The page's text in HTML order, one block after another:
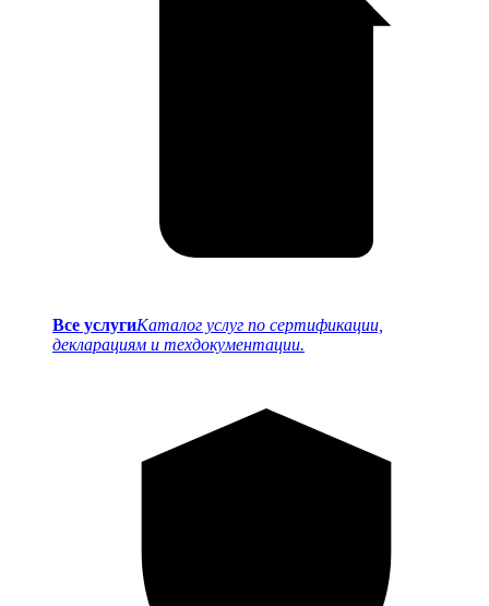
Все услугиКаталог услуг по сертификации,
декларациям и техдокументации.